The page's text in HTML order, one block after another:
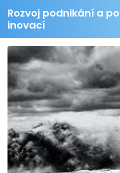
Rozvoj podnikání a
inovací